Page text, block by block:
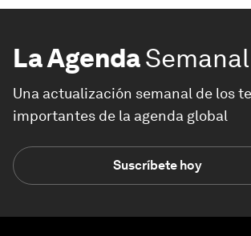
La AgendaSemanal
Una actualización semanal de los
importantes de la agenda global
Suscríbete hoy